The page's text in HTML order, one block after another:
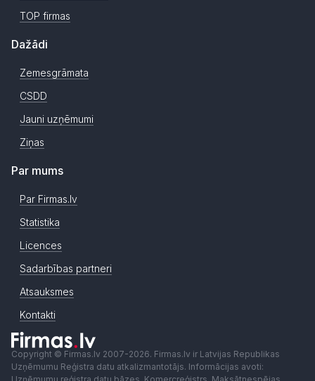
TOP firmas
Dažādi
Zemesgrāmata
CSDD
Jauni uzņēmumi
Ziņas
Par mums
Par Firmas.lv
Statistika
Licences
Sadarbības partneri
Atsauksmes
Kontakti
Copyright © Firmas.lv 2007-2026. Firmas.lv ir Latvijas Republikas
Uzņēmumu Reģistra datu atkalizmantotājs. Informācijas avoti: